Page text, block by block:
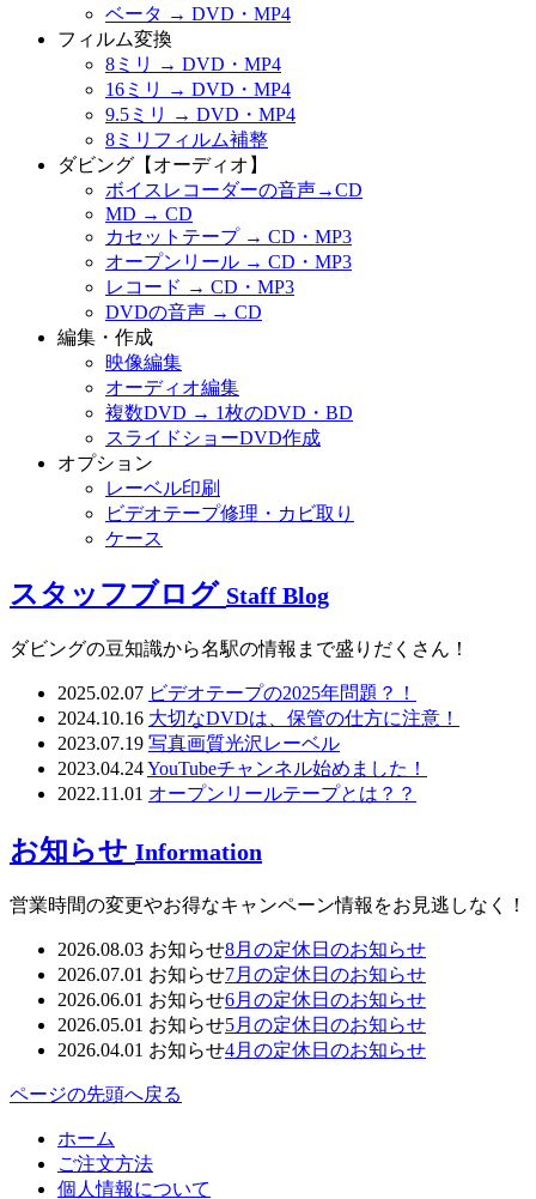
ベータ → DVD・MP4
フィルム変換
8ミリ → DVD・MP4
16ミリ → DVD・MP4
9.5ミリ → DVD・MP4
8ミリフィルム補整
ダビング【オーディオ】
ボイスレコーダーの音声→CD
MD → CD
カセットテープ → CD・MP3
オープンリール → CD・MP3
レコード → CD・MP3
DVDの音声 → CD
編集・作成
映像編集
オーディオ編集
複数DVD → 1枚のDVD・BD
スライドショーDVD作成
オプション
レーベル印刷
ビデオテープ修理・カビ取り
ケース
スタッフブログ Staff Blog
ダビングの豆知識から名駅の情報まで盛りだくさん！
2025.02.07 ビデオテープの2025年問題？！
2024.10.16 大切なDVDは、保管の仕方に注意！
2023.07.19 写真画質光沢レーベル
2023.04.24YouTubeチャンネル始めました！
2022.11.01 オープンリールテープとは？？
お知らせ Information
営業時間の変更やお得なキャンペーン情報をお見逃しなく！
2026.08.03 お知らせ8月の定休日のお知らせ
2026.07.01 お知らせ7月の定休日のお知らせ
2026.06.01 お知らせ6月の定休日のお知らせ
2026.05.01 お知らせ5月の定休日のお知らせ
2026.04.01 お知らせ4月の定休日のお知らせ
ページの先頭へ戻る
ホーム
ご注文方法
個人情報について